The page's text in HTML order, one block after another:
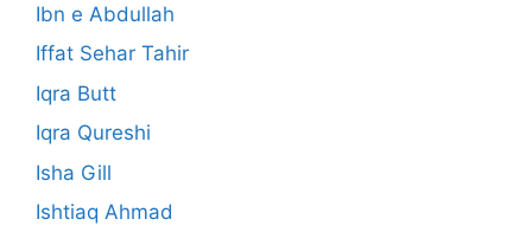
Ibn e Abdullah
Iffat Sehar Tahir
Iqra Butt
Iqra Qureshi
Isha Gill
Ishtiaq Ahmad